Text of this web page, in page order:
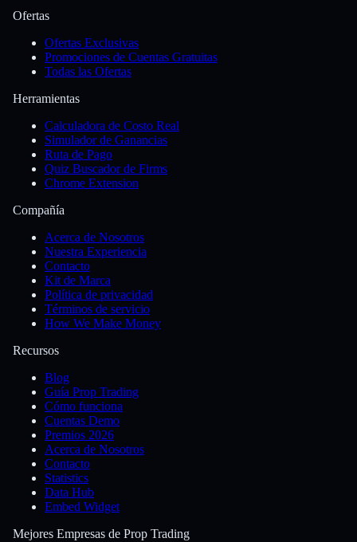
Ofertas
Ofertas Exclusivas
Promociones de Cuentas Gratuitas
Todas las Ofertas
Herramientas
Calculadora de Costo Real
Simulador de Ganancias
Ruta de Pago
Quiz Buscador de Firms
Chrome Extension
Compañía
Acerca de Nosotros
Nuestra Experiencia
Contacto
Kit de Marca
Política de privacidad
Términos de servicio
How We Make Money
Recursos
Blog
Guía Prop Trading
Cómo funciona
Cuentas Demo
Premios 2026
Acerca de Nosotros
Contacto
Statistics
Data Hub
Embed Widget
Mejores Empresas de Prop Trading